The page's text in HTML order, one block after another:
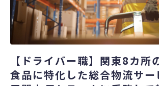
【ドライバー職】関東8カ所
食品に特化した総合物流サー